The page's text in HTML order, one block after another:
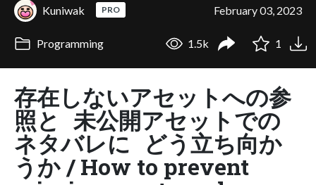
Kuniwak PRO February 03, 2023
Programming 1.5k 1
存在しないアセットへの参
照と 未公開アセットでの
ネタバレに どう立ち向か
うか / How to prevent